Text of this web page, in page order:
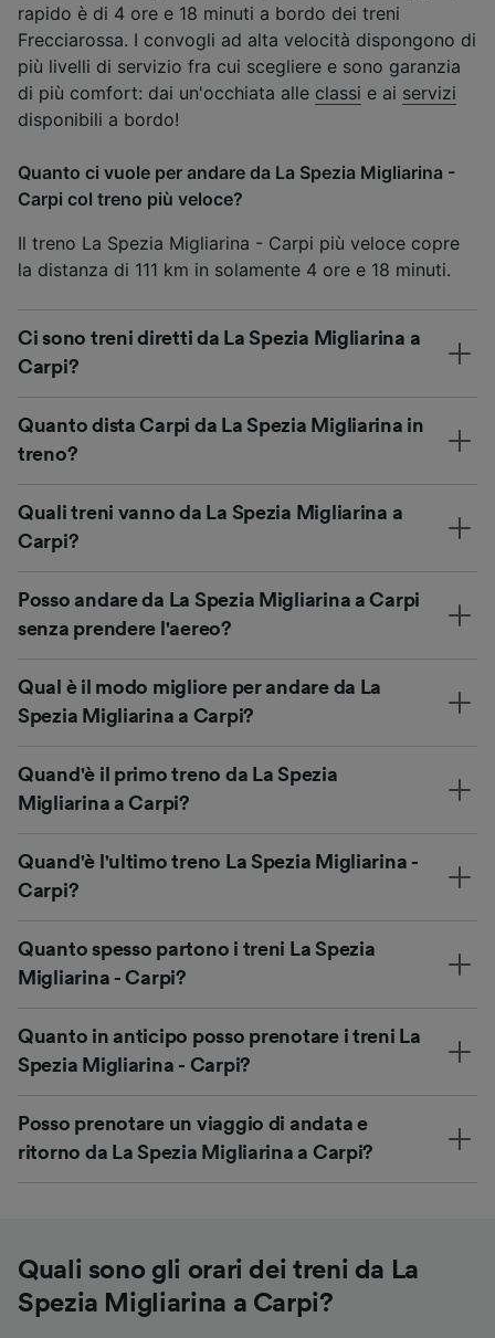
rapido è di 4 ore e 18 minuti a bordo dei treni
Frecciarossa. I convogli ad alta velocità dispongono di
più livelli di servizio fra cui scegliere e sono garanzia
di più comfort: dai un'occhiata alle classi e ai servizi
disponibili a bordo!
Quanto ci vuole per andare da La Spezia Migliarina -
Carpi col treno più veloce?
Il treno La Spezia Migliarina - Carpi più veloce copre
la distanza di 111 km in solamente 4 ore e 18 minuti.
Ci sono treni diretti da La Spezia Migliarina a
Carpi?
Quanto dista Carpi da La Spezia Migliarina in
treno?
Quali treni vanno da La Spezia Migliarina a
Carpi?
Posso andare da La Spezia Migliarina a Carpi
senza prendere l'aereo?
Qual è il modo migliore per andare da La
Spezia Migliarina a Carpi?
Quand'è il primo treno da La Spezia
Migliarina a Carpi?
Quand'è l'ultimo treno La Spezia Migliarina -
Carpi?
Quanto spesso partono i treni La Spezia
Migliarina - Carpi?
Quanto in anticipo posso prenotare i treni La
Spezia Migliarina - Carpi?
Posso prenotare un viaggio di andata e
ritorno da La Spezia Migliarina a Carpi?
Quali sono gli orari dei treni da La
Spezia Migliarina a Carpi?